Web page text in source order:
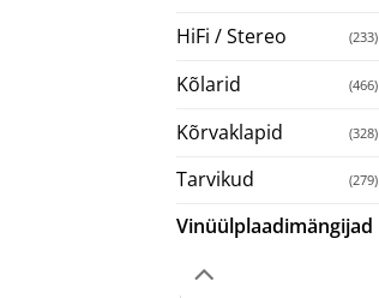
HiFi / Stereo (233)
Kõlarid (466)
Kõrvaklapid (328)
Tarvikud (279)
Vinüülplaadimängijad